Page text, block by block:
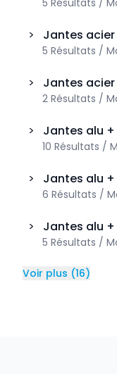
5 Résultats /
> Jantes acier
5 Résultats /
> Jantes acier
2 Résultats /
> Jantes alu +
10 Résultats /
> Jantes alu +
6 Résultats /
> Jantes alu +
5 Résultats /
Voir plus (16)